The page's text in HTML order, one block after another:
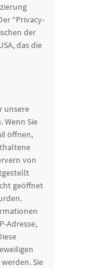
“Privacy-
der
das die
unsere
Wenn Sie
öffnen,
von
geöffnet
Adresse,
Sie